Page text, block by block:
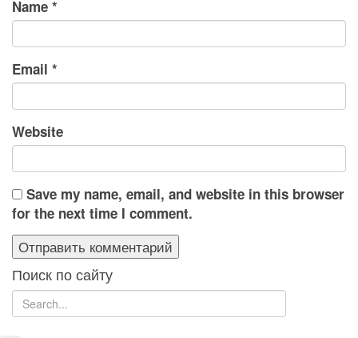
Name *
Email *
Website
Save my name, email, and website in this browser
for the next time I comment.
Поиск по сайту